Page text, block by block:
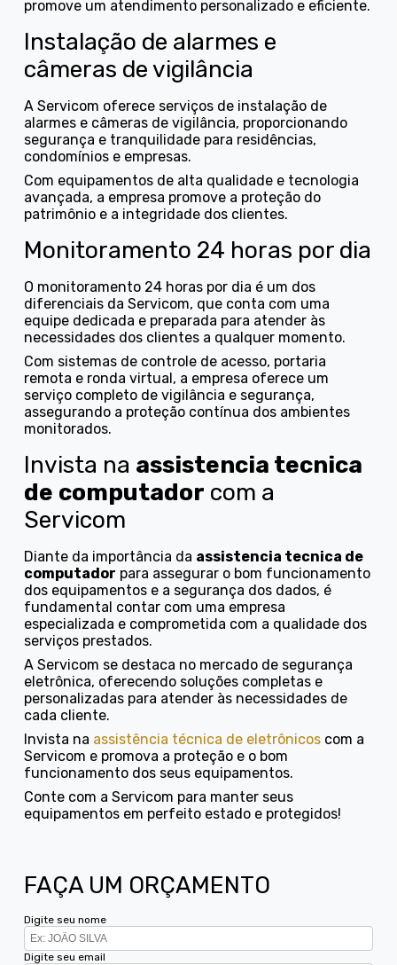
promove um atendimento personalizado e eficiente.
Instalação de alarmes e
câmeras de vigilância
A Servicom oferece serviços de instalação de
alarmes e câmeras de vigilância, proporcionando
segurança e tranquilidade para residências,
condomínios e empresas.
Com equipamentos de alta qualidade e tecnologia
avançada, a empresa promove a proteção do
patrimônio e a integridade dos clientes.
Monitoramento 24 horas por dia
O monitoramento 24 horas por dia é um dos
diferenciais da Servicom, que conta com uma
equipe dedicada e preparada para atender às
necessidades dos clientes a qualquer momento.
Com sistemas de controle de acesso, portaria
remota e ronda virtual, a empresa oferece um
serviço completo de vigilância e segurança,
assegurando a proteção contínua dos ambientes
monitorados.
Invista na assistencia tecnica
de computador com a
Servicom
Diante da importância da assistencia tecnica de
computador para assegurar o bom funcionamento
dos equipamentos e a segurança dos dados, é
fundamental contar com uma empresa
especializada e comprometida com a qualidade dos
serviços prestados.
A Servicom se destaca no mercado de segurança
eletrônica, oferecendo soluções completas e
personalizadas para atender às necessidades de
cada cliente.
Invista na assistência técnica de eletrônicos com a
Servicom e promova a proteção e o bom
funcionamento dos seus equipamentos.
Conte com a Servicom para manter seus
equipamentos em perfeito estado e protegidos!
FAÇA UM ORÇAMENTO
Digite seu nome
Digite seu email